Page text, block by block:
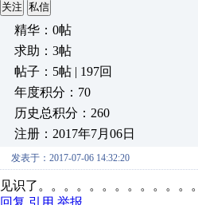
关注 私信
精华：0帖
求助：3帖
帖子：5帖 | 197回
年度积分：70
历史总积分：260
注册：2017年7月06日
发表于：2017-07-06 14:32:20
见识了。。。。。。。。。。。。。
回复 引用 举报